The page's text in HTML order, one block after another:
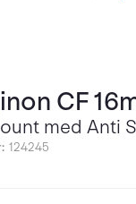
CF
med Anti
124245